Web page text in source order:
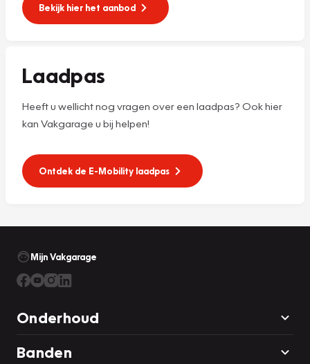
Bekijk hier het aanbod
Laadpas
Heeft u wellicht nog vragen over een laadpas? Ook hier
kan Vakgarage u bij helpen!
Ontdek de E-Mobility laadpas
Mijn Vakgarage
Onderhoud
Banden